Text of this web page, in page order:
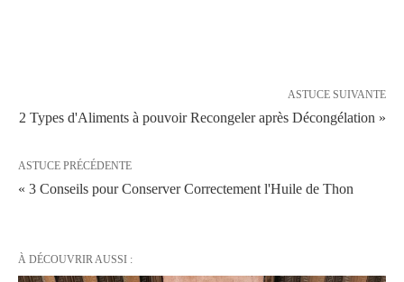
ASTUCE SUIVANTE
2 Types d'Aliments à pouvoir Recongeler après Décongélation »
ASTUCE PRÉCÉDENTE
« 3 Conseils pour Conserver Correctement l'Huile de Thon
À DÉCOUVRIR AUSSI :